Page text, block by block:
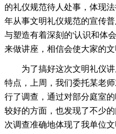
的礼仪规范待人处事，体现
年从事文明礼仪规范的宣传
与塑造有着深刻的'认识和体
来做讲座，相信会使大家的
为了搞好这次文明礼仪
特点，上周，我们委托某老
行了调查，通过对部分庭室
较好的方面，也发现了不少
次调查准确地体现了我单位